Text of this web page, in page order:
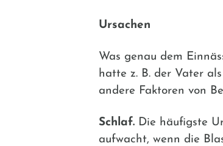
Ursachen
Was genau dem
hatte z. B. der Vater
andere Faktoren von
Schlaf. Die häufigste
aufwacht, wenn die